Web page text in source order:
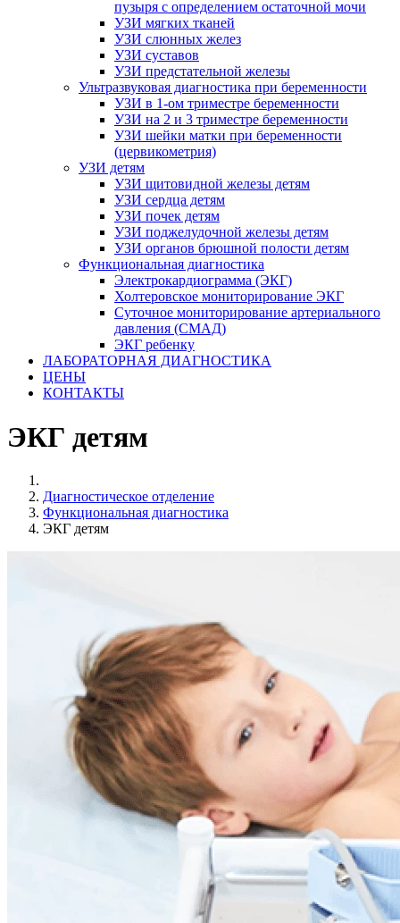
пузыря с определением остаточной мочи
УЗИ мягких тканей
УЗИ слюнных желез
УЗИ суставов
УЗИ предстательной железы
Ультразвуковая диагностика при беременности
УЗИ в 1-ом триместре беременности
УЗИ на 2 и 3 триместре беременности
УЗИ шейки матки при беременности
(цервикометрия)
УЗИ детям
УЗИ щитовидной железы детям
УЗИ сердца детям
УЗИ почек детям
УЗИ поджелудочной железы детям
УЗИ органов брюшной полости детям
Функциональная диагностика
Электрокардиограмма (ЭКГ)
Холтеровское мониторирование ЭКГ
Суточное мониторирование артериального
давления (СМАД)
ЭКГ ребенку
ЛАБОРАТОРНАЯ ДИАГНОСТИКА
ЦЕНЫ
КОНТАКТЫ
ЭКГ детям
Диагностическое отделение
Функциональная диагностика
ЭКГ детям